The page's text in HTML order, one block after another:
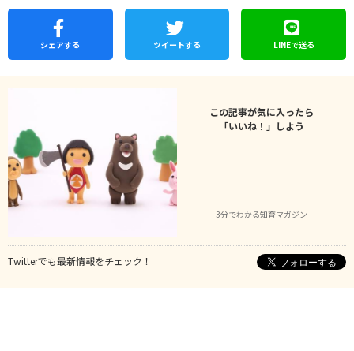
シェアする ツイートする LINEで送る
この記事が気に入ったら
「いいね！」しよう
3分でわかる知育マガジン
Twitterでも最新情報をチェック！